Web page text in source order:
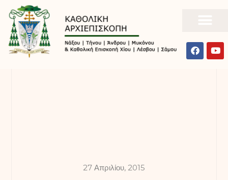
27 Απριλίου, 2015